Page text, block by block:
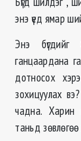
энэ үед ямар
Энэ
ганцаардана
дотносох
зохицуулах
чадна. Харин
таньд зөвлөгөө